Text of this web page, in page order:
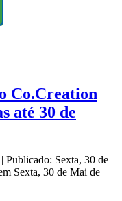
Co.Creation
até 30 de
| Publicado: Sexta, 30 de
Sexta, 30 de Mai de